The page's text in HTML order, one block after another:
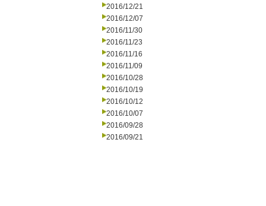
2016/12/21
2016/12/07
2016/11/30
2016/11/23
2016/11/16
2016/11/09
2016/10/28
2016/10/19
2016/10/12
2016/10/07
2016/09/28
2016/09/21